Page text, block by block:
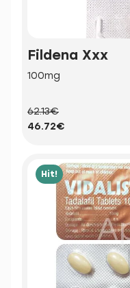
Fildena Xxx
100mg
62.13€
46.72€
Hit!